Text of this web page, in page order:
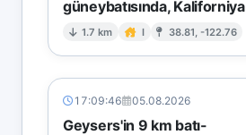
güneybatısında, Kaliforniya
1.7 km I 38.81, -122.76
17:09:46 05.08.2026
Geysers'in 9 km batı-